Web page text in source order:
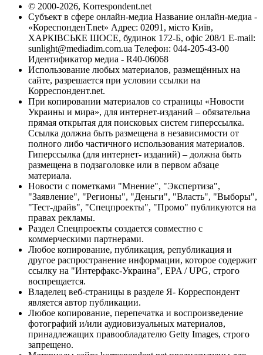
© 2000-2026, Korrespondent.net
Субъект в сфере онлайн-медиа Название онлайн-медиа -
«КореспонденТ.net» Адрес: 02091, місто Київ,
ХАРКІВСЬКЕ ШОСЕ, будинок 172-Б, офіс 208/1 E-mail:
sunlight@mediadim.com.ua Телефон: 044-205-43-00
Идентификатор медиа - R40-06068
Использование любых материалов, размещённых на
сайте, разрешается при условии ссылки на
Корреспондент.net.
При копировании материалов со страницы «Новости
Украины и мира», для интернет-изданий – обязательна
прямая открытая для поисковых систем гиперссылка.
Ссылка должна быть размещена в независимости от
полного либо частичного использования материалов.
Гиперссылка (для интернет- изданий) – должна быть
размещена в подзаголовке или в первом абзаце
материала.
Новости с пометками "Мнение", "Экспертиза",
"Заявление", "Регионы", "Деньги", "Власть", "Выборы",
"Тест-драйв", "Спецпроекты", "Промо" публикуются на
правах рекламы.
Раздел Спецпроекты создается совместно с
коммерческими партнерами.
Любое копирование, публикация, републикация и
другое распространение информации, которое содержит
ссылку на "Интерфакс-Украина", EPA / UPG, строго
воспрещается.
Владелец веб-страницы в разделе Я- Корреспондент
является автор публикации.
Любое копирование, перепечатка и воспроизведение
фотографий и/или аудиовизуальных материалов,
принадлежащих правообладателю Getty Images, строго
запрещено.